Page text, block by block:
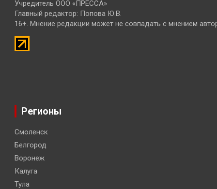
Учредитель ООО «ПРЕССА»
Главный редактор: Попова Ю.В.
16+. Мнение редакции может не совпадать с мнением
Регионы
Смоленск
Белгород
Воронеж
Калуга
Тула